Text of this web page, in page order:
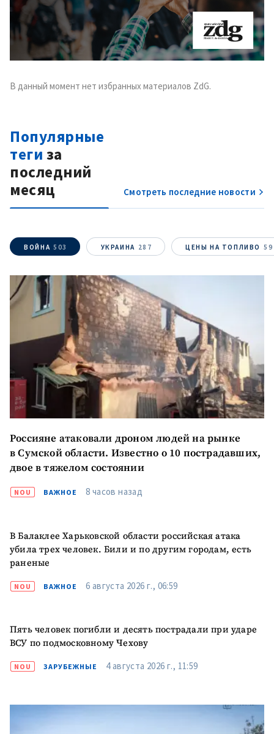
В данный момент нет избранных материалов ZdG.
Популярные
теги за
последний
месяц
Смотреть последние новости
ВОЙНА 503 УКРАИНА 287 ЦЕНЫ НА ТОПЛИВО 59
Россияне атаковали дроном людей на рынке
в Сумской области. Известно о 10 пострадавших,
двое в тяжелом состоянии
NOU ВАЖНОЕ 8 часов назад
В Балаклее Харьковской области российская атака
убила трех человек. Били и по другим городам, есть
раненые
NOU ВАЖНОЕ 6 августа 2026 г., 06:59
Пять человек погибли и десять пострадали при ударе
ВСУ по подмосковному Чехову
NOU ЗАРУБЕЖНЫЕ 4 августа 2026 г., 11:59